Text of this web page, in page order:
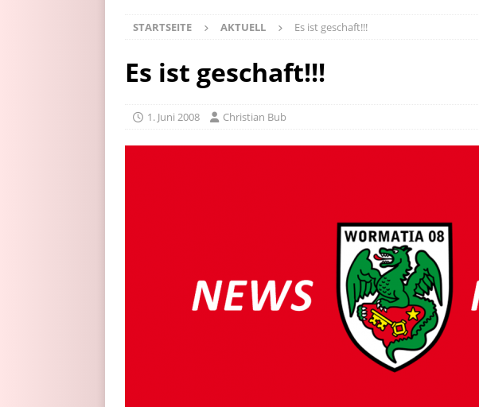
STARTSEITE AKTUELL Es ist geschaft!!!
Es ist geschaft!!!
1. Juni 2008 Christian Bub